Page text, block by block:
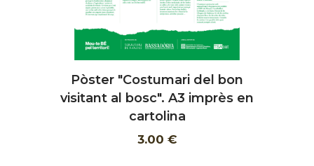
AFEGIR
Pòster "Costumari del bon
visitant al bosc". A3 imprès en
cartolina
3.00 €